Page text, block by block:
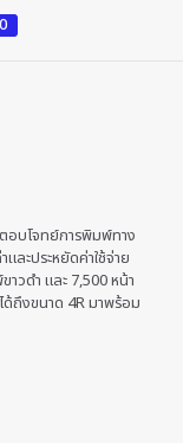
0
บโจทย์การพิมพ์ทาง
ละประหยัดค่าใช้จ่าย
วดำ และ 7,500 หน้า
ถึงขนาด 4R มาพร้อม